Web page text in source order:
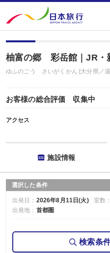
柚富の郷 彩岳館｜JR・
ゆふのごう さいがくかん [大分県／
お客様の総合評価 収集中
アクセス
施設情報
選択した条件
出発日： 2026年8月11日(火) 室数
出発地： 首都圏
検索条